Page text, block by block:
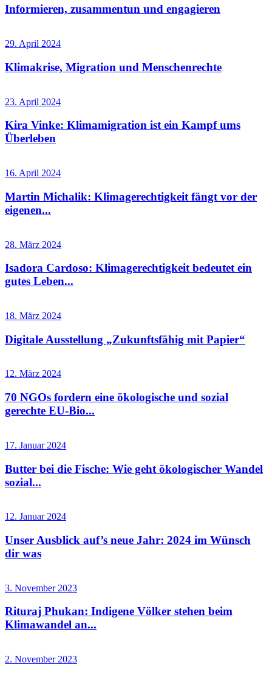
Informieren, zusammentun und engagieren
29. April 2024
Klimakrise, Migration und Menschenrechte
23. April 2024
Kira Vinke: Klimamigration ist ein Kampf ums
Überleben
16. April 2024
Martin Michalik: Klimagerechtigkeit fängt vor der
eigenen...
28. März 2024
Isadora Cardoso: Klimagerechtigkeit bedeutet ein
gutes Leben...
18. März 2024
Digitale Ausstellung „Zukunftsfähig mit Papier“
12. März 2024
70 NGOs fordern eine ökologische und sozial
gerechte EU-Bio...
17. Januar 2024
Butter bei die Fische: Wie geht ökologischer Wandel
sozial...
12. Januar 2024
Unser Ausblick auf’s neue Jahr: 2024 im Wünsch
dir was
3. November 2023
Rituraj Phukan: Indigene Völker stehen beim
Klimawandel an...
2. November 2023